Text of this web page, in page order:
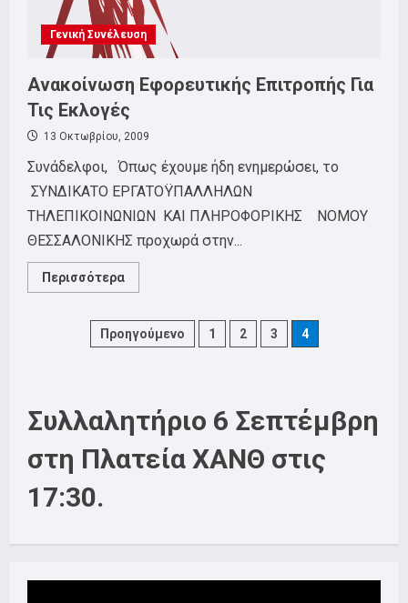
Γενική Συνέλευση
Ανακοίνωση Εφορευτικής Επιτροπής Για
Τις Εκλογές
13 Οκτωβρίου, 2009
Συνάδελφοι, Όπως έχουμε ήδη ενημερώσει, το
ΣΥΝΔΙΚΑΤΟ ΕΡΓΑΤΟΫΠΑΛΛΗΛΩΝ
ΤΗΛΕΠΙΚΟΙΝΩΝΙΩΝ ΚΑΙ ΠΛΗΡΟΦΟΡΙΚΗΣ ΝΟΜΟΥ
ΘΕΣΣΑΛΟΝΙΚΗΣ προχωρά στην...
Περισσότερα
more
Εφορευτικής
Επιτροπής
Posts
Προηγούμενο 1 2 3 4
Συλλαλητήριο 6 Σεπτέμβρη
στη Πλατεία ΧΑΝΘ στις
17:30.